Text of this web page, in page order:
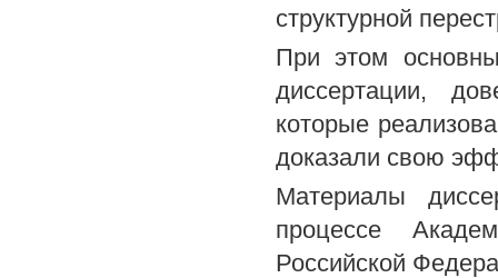
структурной
При этом
диссертации,
которые
доказали свою
Материалы
процессе
Российской